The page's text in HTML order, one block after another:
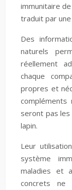
immunitaire
traduit par
Des
naturels
réellement
chaque
propres et
compléments
seront pas les
lapin.
Leur
système
maladies et
concrets